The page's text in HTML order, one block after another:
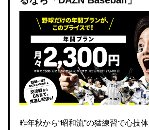
昨年秋から“昭和流”の猛練習で心技